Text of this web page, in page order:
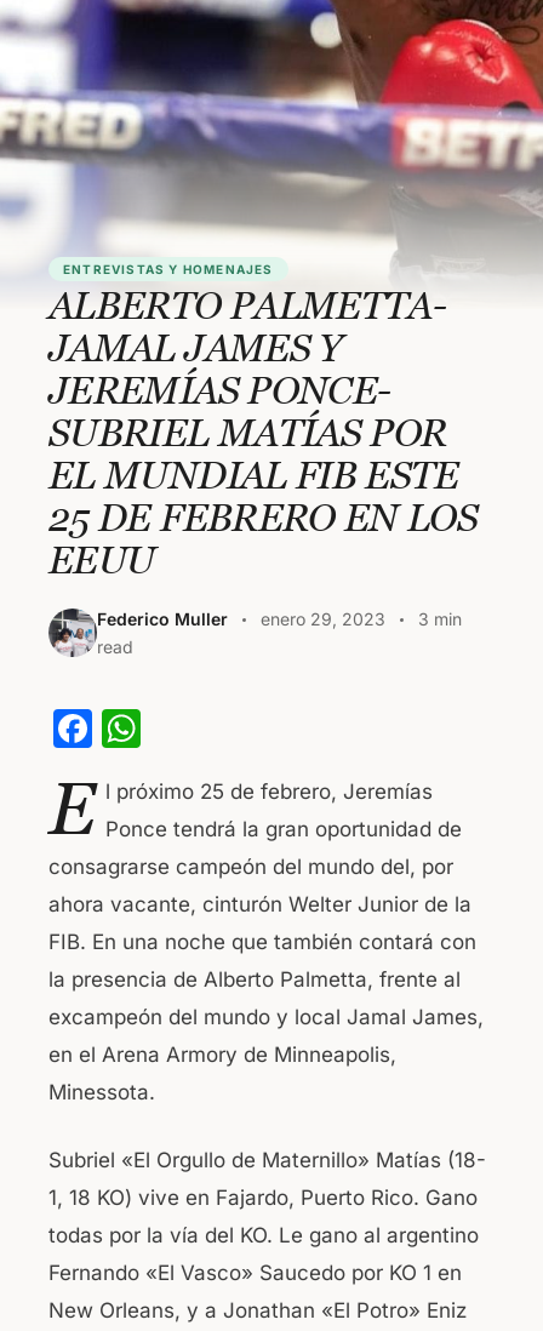
ENTREVISTAS Y HOMENAJES
ALBERTO PALMETTA-
JAMAL JAMES Y
JEREMÍAS PONCE-
SUBRIEL MATÍAS POR
EL MUNDIAL FIB ESTE
25 DE FEBRERO EN LOS
EEUU
Federico Muller enero 29, 2023
3 min
read
F
c
e
b
o
o
k
at
s
A
p
p
E l próximo 25 de febrero, Jeremías
Ponce tendrá la gran oportunidad de
consagrarse campeón del mundo del, por
ahora vacante, cinturón Welter Junior de la
FIB. En una noche que también contará con
la presencia de Alberto Palmetta, frente al
excampeón del mundo y local Jamal James,
en el Arena Armory de Minneapolis,
Minessota.
Subriel «El Orgullo de Maternillo» Matías (18-
1, 18 KO) vive en Fajardo, Puerto Rico. Gano
todas por la vía del KO. Le gano al argentino
Fernando «El Vasco» Saucedo por KO 1 en
New Orleans, y a Jonathan «El Potro» Eniz